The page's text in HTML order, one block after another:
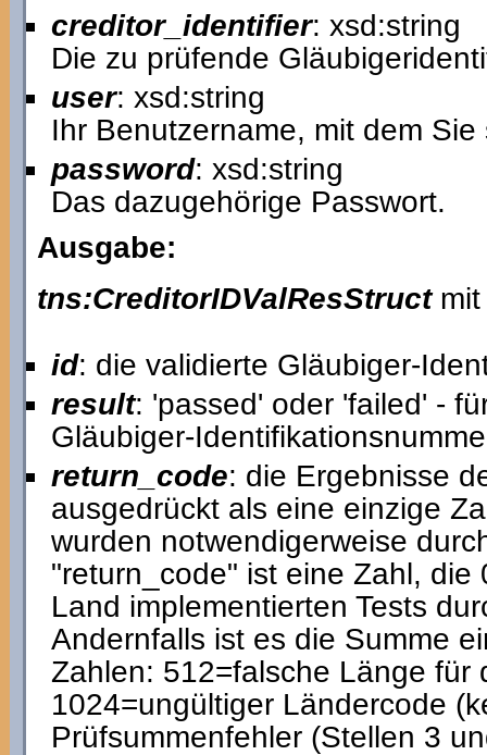
creditor_identifier: xsd:string
Die zu prüfende
user: xsd:string
Ihr Benutzername, mit dem
password: xsd:string
Das dazugehörige Passwort.
Ausgabe:
tns:CreditorIDValResStructmit
id: die validierte Gläubiger-
result: 'passed' oder 'failed' -
Gläubiger-
return_code: die Ergebnisse
ausgedrückt als eine einzige
wurden notwendigerweise
"return_code" ist eine Zahl,
Land implementierten Tests
Andernfalls ist es die Summe
Zahlen: 512=falsche Länge für
1024=ungültiger Ländercode
Prüfsummenfehler (Stellen 3